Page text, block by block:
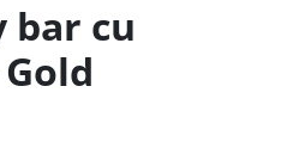
bar cu